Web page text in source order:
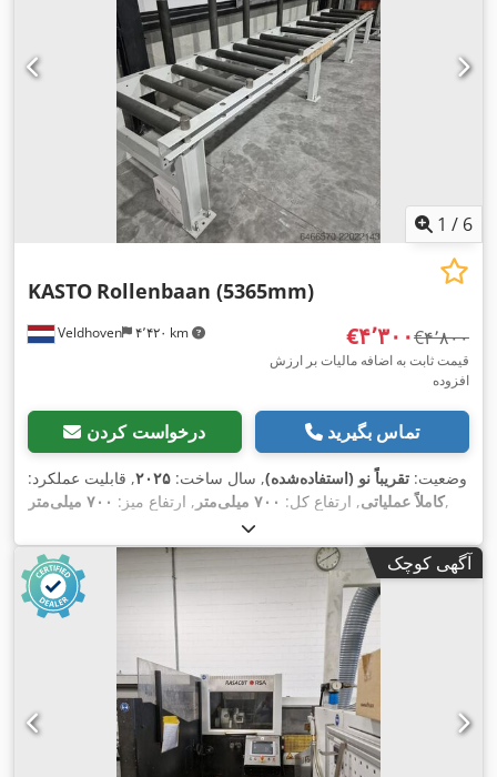
1 / 6
Veldhoven ۴٬۴۲۰ km
KASTO Rollenbaan (5365mm)
‎€۴٬۳۰۰ ‎€۴٬۸۰۰
قیمت ثابت به اضافه مالیات بر ارزش
افزوده
درخواست کردن تماس بگیرید
وضعیت: تقریباً نو (استفاده‌شده), سال ساخت: ۲۰۲۵, قابلیت عملکرد:
کاملاً عملیاتی, ارتفاع کل: ۷۰۰ میلی‌متر , ارتفاع میز: ۷۰۰ میلی‌متر ,
آگهی کوچک